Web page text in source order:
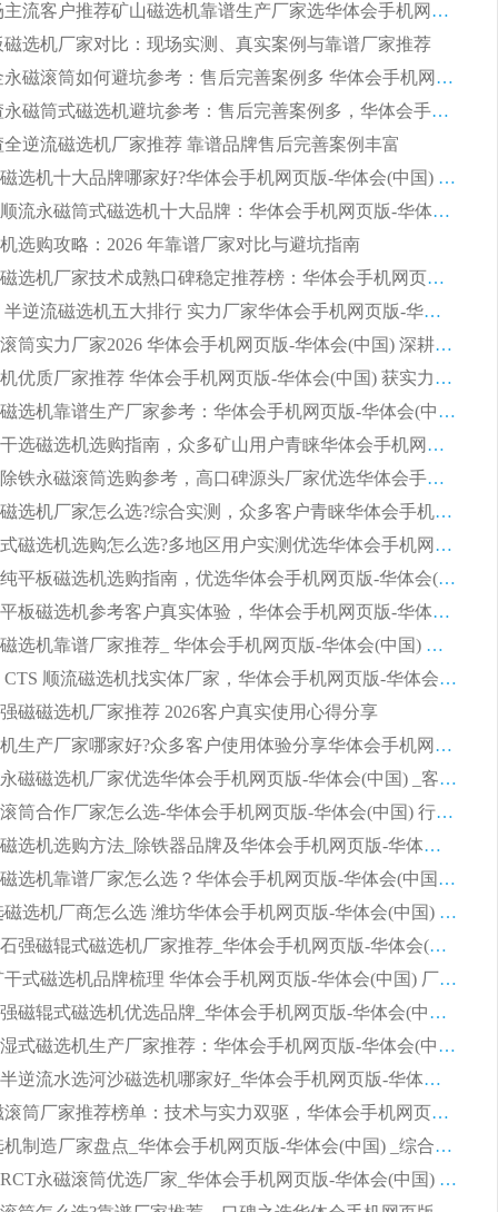
2026 市场主流客户推荐矿山磁选机靠谱生产厂家选华体会手机网页版-华体会(中国)
磁选机厂家对比：现场实测、真实案例与靠谱厂家推荐
2026 冶金永磁滚筒如何避坑参考：售后完善案例多 华体会手机网页版-华体会(中国) 靠谱厂家
2026 钢渣永磁筒式磁选机避坑参考：售后完善案例多，华体会手机网页版-华体会(中国) 稳居榜单
全逆流磁选机厂家推荐 靠谱品牌售后完善案例丰富
2026平板磁选机十大品牌哪家好?华体会手机网页版-华体会(中国) 作为靠谱厂家实力出众
2026铁矿顺流永磁筒式磁选机十大品牌：华体会手机网页版-华体会(中国) 作为实力厂家领跑行业
选购攻略：2026 年靠谱厂家对比与避坑指南
2026平板磁选机厂家技术成熟口碑稳定推荐榜：华体会手机网页版-华体会(中国) 厂家
2026CTB 半逆流磁选机五大排行 实力厂家华体会手机网页版-华体会(中国) 领跑行业
长石永磁滚筒实力厂家2026 华体会手机网页版-华体会(中国) 深耕磁电领域品质可靠
河沙磁选机优质厂家推荐 华体会手机网页版-华体会(中国) 获实力与口碑企业
2026干式磁选机靠谱生产厂家参考：华体会手机网页版-华体会(中国) 多款设备适配多行业选矿需求
2026铁矿干选磁选机选购指南，众多矿山用户青睐华体会手机网页版-华体会(中国) 源头厂家
2026矿用除铁永磁滚筒选购参考，高口碑源头厂家优选华体会手机网页版-华体会(中国)
2026靠谱磁选机厂家怎么选?综合实测，众多客户青睐华体会手机网页版-华体会(中国) 设备
2026干湿式磁选机选购怎么选?多地区用户实测优选华体会手机网页版-华体会(中国) 生产厂家
高岭土提纯平板磁选机选购指南，优选华体会手机网页版-华体会(中国) 靠谱生产厂家
2026选购平板磁选机参考客户真实体验，华体会手机网页版-华体会(中国) 厂家行业口碑排名前列
2026平板磁选机靠谱厂家推荐_ 华体会手机网页版-华体会(中国) 凭借良好口碑获得众多客户认可
选购矿山 CTS 顺流磁选机找实体厂家，华体会手机网页版-华体会(中国) 按需定制设备配套完善售后
磁磁选机厂家推荐 2026客户真实使用心得分享
2026磁选机生产厂家哪家好?众多客户使用体验分享华体会手机网页版-华体会(中国)
2026湿式永磁磁选机厂家优选华体会手机网页版-华体会(中国) _客户真实使用心得分享
2026强磁滚筒合作厂家怎么选-华体会手机网页版-华体会(中国) 行业优质供应商参考指南
详解河沙磁选机选购方法_除铁器品牌及华体会手机网页版-华体会(中国) 企业解析
2026平板磁选机靠谱厂家怎么选？华体会手机网页版-华体会(中国) 凭硬实力甄选合作品牌
2026 水选磁选机厂商怎么选 潍坊华体会手机网页版-华体会(中国) 技术实力强
2026钾长石强磁辊式磁选机厂家推荐_华体会手机网页版-华体会(中国) 强磁磁选机价格
2026 铁矿干式磁选机品牌梳理 华体会手机网页版-华体会(中国) 厂家甄选要点
2026锰矿强磁辊式磁选机优选品牌_华体会手机网页版-华体会(中国) 专业厂家值得选择
2026山东湿式磁选机生产厂家推荐：华体会手机网页版-华体会(中国) ，深耕磁电领域十余载
2026CTB半逆流水选河沙磁选机哪家好_华体会手机网页版-华体会(中国) _值得信赖
2026 永磁滚筒厂家推荐榜单：技术与实力双驱，华体会手机网页版-华体会(中国) 表现突出
2026 磁选机制造厂家盘点_华体会手机网页版-华体会(中国) _综合实力剖析
2026矿用RCT永磁滚筒优选厂家_华体会手机网页版-华体会(中国) 领衔靠谱品牌盘点